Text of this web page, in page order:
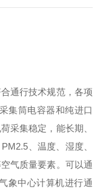
通行技术规范，各项
集筒电容器和纯进口
采集稳定，能长期、
、温度、湿度、
气质量要素。可以通
象中心计算机进行通